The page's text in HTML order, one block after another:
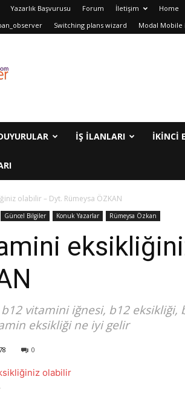
Yazarlık Başvurusu Forum İletişim Home
Switching plans wizard Modal Mobile
İŞ İLANLARI IKINCI
olabilir – Dyt. Rümeysa ÖZKAN
Güncel Bilgiler Konuk Yazarlar Rümeysa Özkan
vitamini iğnesi, b12
eksikliği ne iyi gelir
0